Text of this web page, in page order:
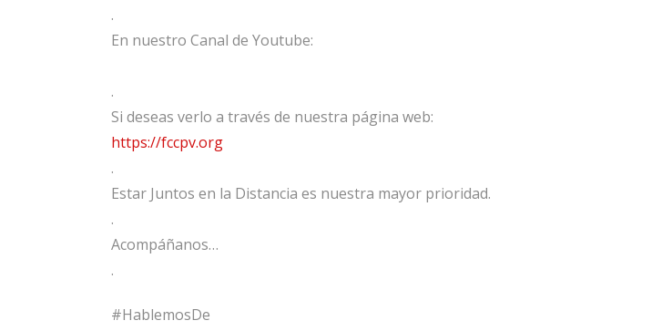
.
En nuestro Canal de Youtube:
.
Si deseas verlo a través de nuestra página web:
https://fccpv.org
.
Estar Juntos en la Distancia es nuestra mayor prioridad.
.
Acompáñanos…
.
#HablemosDe